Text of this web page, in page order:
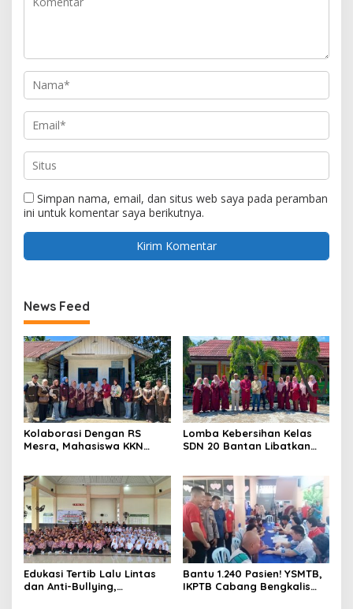
Simpan nama, email, dan situs web saya pada peramban
ini untuk komentar saya berikutnya.
News Feed
Kolaborasi Dengan RS
Mesra, Mahasiswa KKN
Posyandu Kampung Petas
Lomba Kebersihan Kelas
SDN 20 Bantan Libatkan
Edukasi Tertib Lalu Lintas
dan Anti-Bullying,
Bantu 1.240 Pasien! YSMTB,
IKPTB Cabang Bengkalis